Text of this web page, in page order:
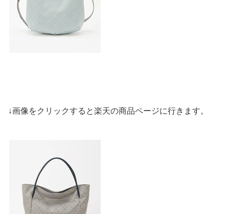
↓画像をクリックすると楽天の商品ページに行きます。